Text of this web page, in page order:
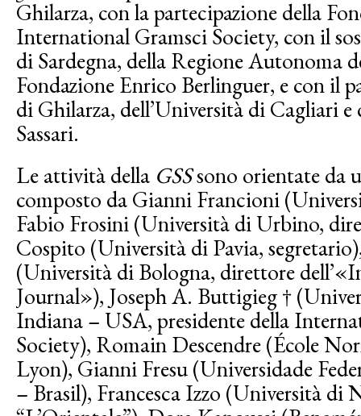
Ghilarza, con la partecipazione della
International Gramsci Society, con il
di Sardegna, della Regione Autonoma
Fondazione Enrico Berlinguer, e con il
di Ghilarza, dell’Università di Cagliari e
Sassari.
Le attività della GSSsono orientate da
composto da Gianni Francioni
Fabio Frosini (Università di Urbino,
Cospito (Universi­tà di Pavia,
(Università di Bologna, direttore
Journal»), Joseph A. Buttigieg †
India­na – USA, presidente della
Society), Romain Descendre (École
Lyon), Gianni Fresu (Universidade
– Brasil), Francesca Izzo (Università di